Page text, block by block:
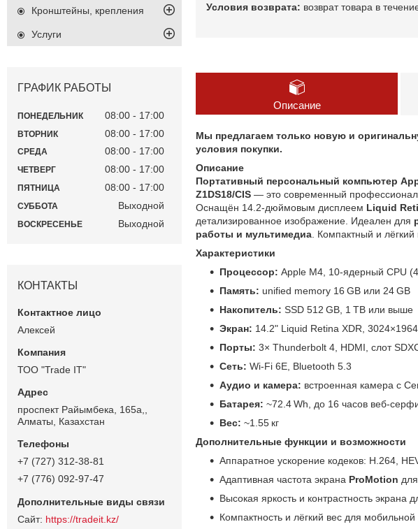
возврат товара в
Описание
Мы предлагаем только новую и
условия покупки.
Описание
Портативный персональный компьютер
Z1DS18/CIS — это современный
Оснащён 14.2‑дюймовым дисплеем Liquid
детализированное изображение. Идеален для
работы и мультимедиа . Компактный и
Характеристики
Процессор: Apple M4, 10‑ядерный CPU
Память: unified memory 16 GB или 24 GB
Накопитель: SSD 512 GB, 1 TB или выше
Экран: 14.2" Liquid Retina XDR,
Порты: 3× Thunderbolt 4, HDMI, слот
Сеть: Wi‑Fi 6E, Bluetooth 5.3
Аудио и камера: встроенная камера с
Батарея: ~72.4 Wh, до 16 часов
Вес: ~1.55 кг
Дополнительные функции и возможности
Аппаратное ускорение кодеков: H.264,
Адаптивная частота экрана ProMotion
Высокая яркость и контрастность экрана
Компактность и лёгкий вес для
Кронштейны, крепления
Услуги
ГРАФИК РАБОТЫ
ПОНЕДЕЛЬНИК 08:00 17:00
ВТОРНИК 08:00 17:00
СРЕДА 08:00 17:00
ЧЕТВЕРГ 08:00 17:00
ПЯТНИЦА 08:00 17:00
СУББОТА Выходной
ВОСКРЕСЕНЬЕ Выходной
КОНТАКТЫ
Алексей
ТОО "Trade IT"
проспект Райымбека, 165а,,
Алматы, Казахстан
+7 (727) 312-38-81
+7 (776) 092-97-47
https://tradeit.kz/